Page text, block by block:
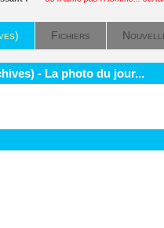
Fichiers
- La photo du jour...